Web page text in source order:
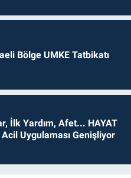
Bölge UMKE Tatbikatı
İlk Yardım, Afet... HAYAT
Uygulaması Genişliyor